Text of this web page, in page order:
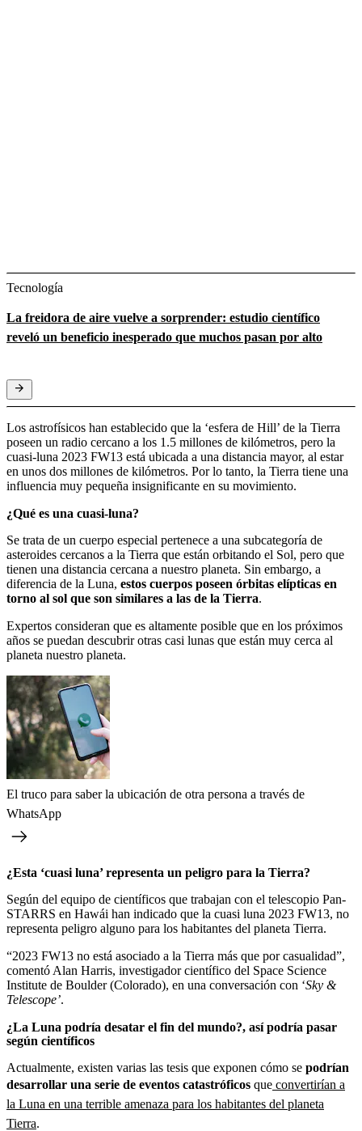
Tecnología
La freidora de aire vuelve a sorprender: estudio científico
reveló un beneficio inesperado que muchos pasan por alto
Los astrofísicos han establecido que la ‘esfera de Hill’ de la Tierra
poseen un radio cercano a los 1.5 millones de kilómetros, pero la
cuasi-luna 2023 FW13 está ubicada a una distancia mayor, al estar
en unos dos millones de kilómetros. Por lo tanto, la Tierra tiene una
influencia muy pequeña insignificante en su movimiento.
¿Qué es una cuasi-luna?
Se trata de un cuerpo especial pertenece a una subcategoría de
asteroides cercanos a la Tierra que están orbitando el Sol, pero que
tienen una distancia cercana a nuestro planeta. Sin embargo, a
diferencia de la Luna, estos cuerpos poseen órbitas elípticas en
torno al sol que son similares a las de la Tierra.
Expertos consideran que es altamente posible que en los próximos
años se puedan descubrir otras casi lunas que están muy cerca al
planeta nuestro planeta.
El truco para saber la ubicación de otra persona a través de
WhatsApp
¿Esta ‘cuasi luna’ representa un peligro para la Tierra?
Según del equipo de científicos que trabajan con el telescopio Pan-
STARRS en Hawái han indicado que la cuasi luna 2023 FW13, no
representa peligro alguno para los habitantes del planeta Tierra.
“2023 FW13 no está asociado a la Tierra más que por casualidad”,
comentó Alan Harris, investigador científico del Space Science
Institute de Boulder (Colorado), en una conversación con ‘Sky &
Telescope’.
¿La Luna podría desatar el fin del mundo?, así podría pasar
según científicos
Actualmente, existen varias las tesis que exponen cómo se podrían
desarrollar una serie de eventos catastróficos que convertirían a
la Luna en una terrible amenaza para los habitantes del planeta
Tierra.